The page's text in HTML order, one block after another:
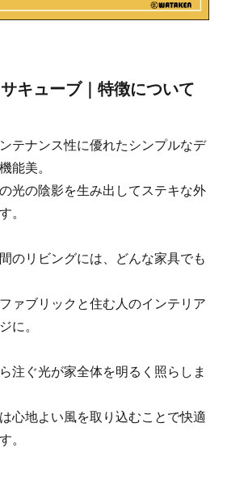
キューブ｜特徴について
テナンス性に優れたシンプルなデ
能美。
光の陰影を生み出してステキな外
。
のリビングには、どんな家具でも
ァブリックと住む人のインテリア
に。
注ぐ光が家全体を明るく照らしま
心地よい風を取り込むことで快適
。